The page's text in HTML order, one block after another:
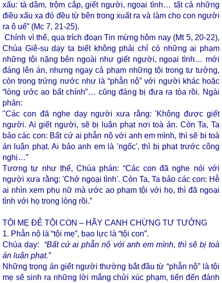
xấu: tà dâm, trộm cắp, giết người, ngoại tình… tất cả những
điều xấu xa đó đều từ bên trong xuất ra và làm cho con người
ra ô uế” (Mc 7, 21-25).
Chính vì thế, qua trích đoạn Tin mừng hôm nay (Mt 5, 20-22),
Chúa Giê-su dạy ta biết không phải chỉ có những ai phạm
những tội nặng bên ngoài như giết người, ngoại tình… mới
đáng lên án, nhưng ngay cả phạm những tội trong tư tưởng,
còn trong trứng nước như là “phẫn nộ” với người khác hoặc
“lòng ước ao bất chính”… cũng đáng bị đưa ra tòa rồi. Ngài
phán:
"Các con đã nghe dạy người xưa rằng: 'Không được giết
người. Ai giết người, sẽ bị luận phạt nơi toà án. Còn Ta, Ta
bảo các con: Bất cứ ai phẫn nộ với anh em mình, thì sẽ bị toà
án luận phạt. Ai bảo anh em là 'ngốc', thì bị phạt trước công
nghị…”
Tương tự như thế, Chúa phán: “Các con đã nghe nói với
người xưa rằng: 'Chớ ngoại tình'. Còn Ta, Ta bảo các con: Hễ
ai nhìn xem phụ nữ mà ước ao phạm tội với họ, thì đã ngoại
tình với họ trong lòng rồi.”
TỘI MẸ ĐẺ TỘI CON – HÃY CANH CHỪNG TƯ TƯỞNG
1. Phẫn nộ là “tội mẹ”, bạo lực là “tội con”.
Chúa dạy: “Bất cứ ai phẫn nộ với anh em mình, thì sẽ bị toà
án luận phạt.”
Những trọng án giết người thường bắt đầu từ “phẫn nộ” là tội
mẹ sẽ sinh ra những lời mắng chửi xúc phạm, tiến đến đánh